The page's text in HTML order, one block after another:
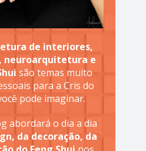
de interiores,
neuroarquitetura e
são temas muito
para a Cris do
pode imaginar.
abordará o dia a dia
da decoração, da